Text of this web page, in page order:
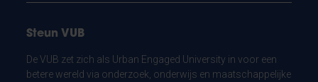
Steun VUB
De VUB zet zich als Urban Engaged University in voor een
betere wereld via onderzoek, onderwijs en maatschappelijke